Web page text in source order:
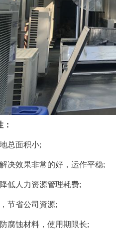
总面积小;
决效果非常的好，运作平稳;
低人力资源管理耗费;
节省公司資源;
腐蚀材料，使用期限长;